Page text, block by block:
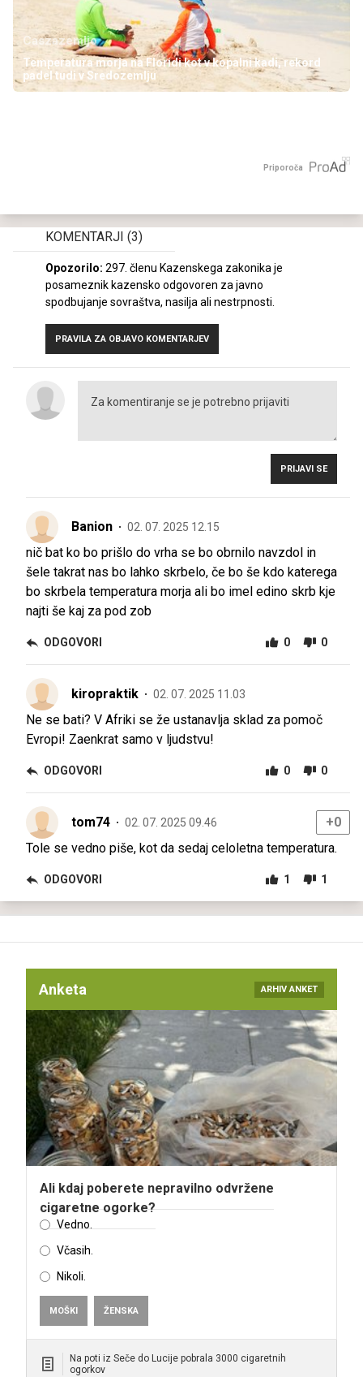
Caszazemljo
Temperatura morja na Floridi kot v kopalni kadi, rekord
padel tudi v Sredozemlju
Priporoča
KOMENTARJI (3)
Opozorilo: 297. členu Kazenskega zakonika je
posameznik kazensko odgovoren za javno
spodbujanje sovraštva, nasilja ali nestrpnosti.
PRAVILA ZA OBJAVO KOMENTARJEV
PRIJAVI SE
Banion 02. 07. 2025 12.15
nič bat ko bo prišlo do vrha se bo obrnilo navzdol in
šele takrat nas bo lahko skrbelo, če bo še kdo katerega
bo skrbela temperatura morja ali bo imel edino skrb kje
najti še kaj za pod zob
ODGOVORI 0 0
kiropraktik 02. 07. 2025 11.03
Ne se bati? V Afriki se že ustanavlja sklad za pomoč
Evropi! Zaenkrat samo v ljudstvu!
ODGOVORI 0 0
tom74 02. 07. 2025 09.46
+0
Tole se vedno piše, kot da sedaj celoletna temperatura.
ODGOVORI 1 1
Anketa ARHIV ANKET
Ali kdaj poberete nepravilno odvržene
cigaretne ogorke?
Vedno.
Včasih.
Nikoli.
MOŠKI ŽENSKA
Na poti iz Seče do Lucije pobrala 3000 cigaretnih
ogorkov